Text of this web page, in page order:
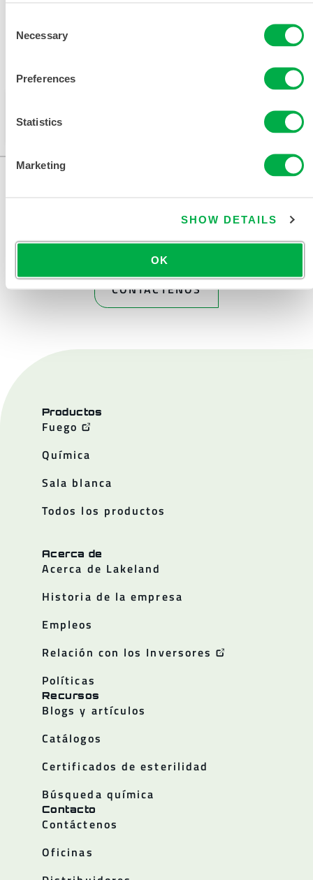
Selection
Necessary
Preferences
Statistics
Marketing
SHOW DETAILS
OK
Disponible en estas regiones de venta: CHINA, ASIA.
Este producto no suele venderse en su región. Puede
cambiar su región en la parte superior de la página.
CONTÁCTENOS
Productos
Fuego
Química
Sala blanca
Todos los productos
Acerca de
Acerca de Lakeland
Historia de la empresa
Empleos
Relación con los Inversores
Políticas
Recursos
Blogs y artículos
Catálogos
Certificados de esterilidad
Búsqueda química
Contacto
Contáctenos
Oficinas